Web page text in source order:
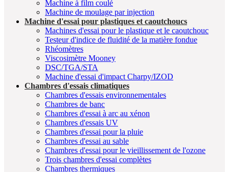
Machine à film coulé
Machine de moulage par injection
Machine d'essai pour plastiques et caoutchoucs
Machines d'essai pour le plastique et le caoutchouc
Testeur d'indice de fluidité de la matière fondue
Rhéomètres
Viscosimètre Mooney
DSC/TGA/STA
Machine d'essai d'impact Charpy/IZOD
Chambres d'essais climatiques
Chambres d'essais environnementales
Chambres de banc
Chambres d'essai à arc au xénon
Chambres d'essais UV
Chambres d'essai pour la pluie
Chambres d'essai au sable
Chambres d'essai pour le vieillissement de l'ozone
Trois chambres d'essai complètes
Chambres thermiques